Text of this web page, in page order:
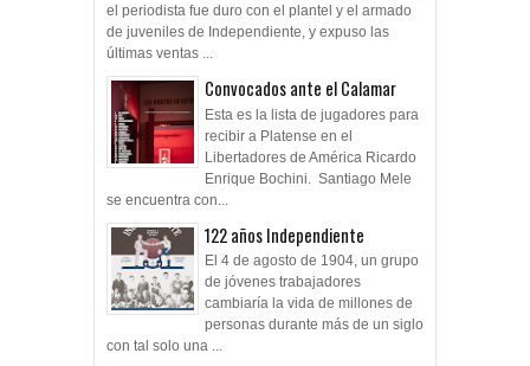
el periodista fue duro con el plantel y el armado
de juveniles de Independiente, y expuso las
últimas ventas ...
Convocados ante el Calamar
Esta es la lista de jugadores para
recibir a Platense en el
Libertadores de América Ricardo
Enrique Bochini. Santiago Mele
se encuentra con...
122 años Independiente
El 4 de agosto de 1904, un grupo
de jóvenes trabajadores
cambiaría la vida de millones de
personas durante más de un siglo
con tal solo una ...